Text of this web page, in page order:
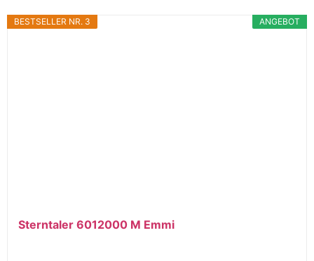
ANGEBOT
BESTSELLER NR. 3
Sterntaler 6012000 M Emmi